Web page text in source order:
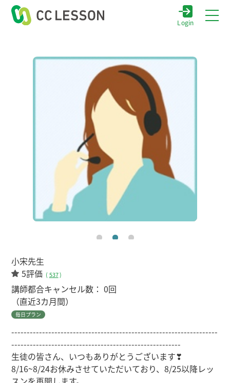
Login
小宋先生
5評価 ( 537)
講師都合キャンセル数：0回
（直近3カ月間）
毎日プラン
-------------------------------------------------------------------
-------------------------------------------------------
生徒の皆さん、いつもありがとうございます❣
8/16~8/24お休みさせていただいており、8/25以降レッ